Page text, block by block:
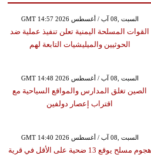
GMT 14:57 2026 السبت ,08 آب / أغسطس
القوات المسلحة اليمنية تعلن تنفيذ عملية ضد
الحوثيين والميليشيات التابعة لهم
GMT 14:48 2026 السبت ,08 آب / أغسطس
الصين تغلق المدارس والمواقع السياحية مع
اقتراب إعصار دولفين
GMT 14:40 2026 السبت ,08 آب / أغسطس
هجوم مسلح يوقع 13 ضحية على الأقل في قرية